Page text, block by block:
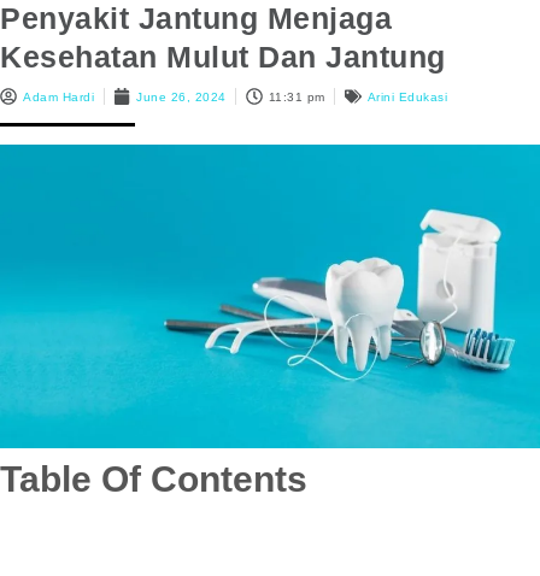
Penyakit Jantung Menjaga
Kesehatan Mulut Dan Jantung
Adam Hardi June 26, 2024 11:31 pm Arini Edukasi
Table Of Contents